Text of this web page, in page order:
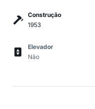
Construção
1953
Elevador
Não